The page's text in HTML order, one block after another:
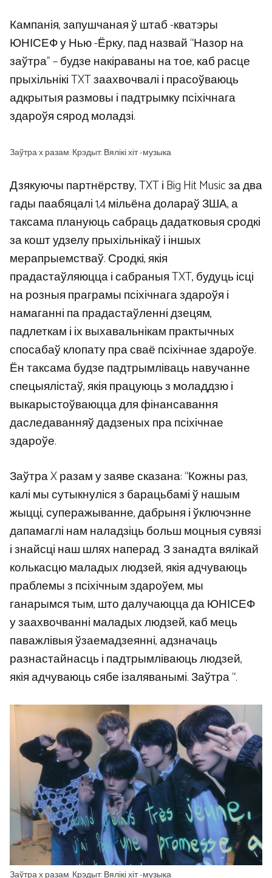
Кампанія, запушчаная ў штаб -кватэры
ЮНІСЕФ у Нью -Ёрку, пад назвай “Назор на
заўтра” – будзе накіраваны на тое, каб расце
прыхільнікі TXT заахвочвалі і прасоўваюць
адкрытыя размовы і падтрымку псіхічнага
здароўя сярод моладзі.
Заўтра х разам. Крэдыт: Вялікі хіт -музыка
Дзякуючы партнёрству, TXT і Big Hit Music за два
гады паабяцалі 1,4 мільёна долараў ЗША, а
таксама плануюць сабраць дадатковыя сродкі
за кошт удзелу прыхільнікаў і іншых
мерапрыемстваў. Сродкі, якія
прадастаўляюцца і сабраныя TXT, будуць ісці
на розныя праграмы псіхічнага здароўя і
намаганні па прадастаўленні дзецям,
падлеткам і іх выхавальнікам практычных
спосабаў клопату пра сваё псіхічнае здароўе.
Ён таксама будзе падтрымліваць навучанне
спецыялістаў, якія працуюць з моладдзю і
выкарыстоўваюцца для фінансавання
даследаванняў дадзеных пра псіхічнае
здароўе.
Заўтра X разам у заяве сказана: “Кожны раз,
калі мы сутыкнуліся з барацьбамі ў нашым
жыцці, суперажыванне, дабрыня і ўключэнне
дапамаглі нам наладзіць больш моцныя сувязі
і знайсці наш шлях наперад. З занадта вялікай
колькасцю маладых людзей, якія адчуваюць
праблемы з псіхічным здароўем, мы
ганарымся тым, што далучаюцца да ЮНІСЕФ
у заахвочванні маладых людзей, каб мець
паважлівыя ўзаемадзеянні, адзначаць
разнастайнасць і падтрымліваюць людзей,
якія адчуваюць сябе ізаляванымі. Заўтра “.
Заўтра х разам. Крэдыт: Вялікі хіт -музыка